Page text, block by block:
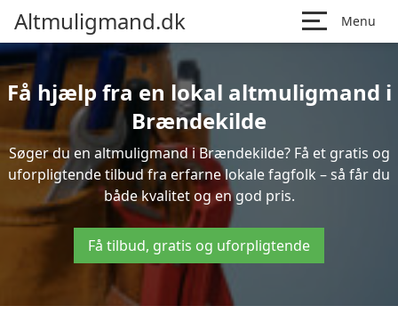
Altmuligmand.dk Menu
Få hjælp fra en lokal altmuligmand i
Brændekilde
Søger du en altmuligmand i Brændekilde? Få et gratis og
uforpligtende tilbud fra erfarne lokale fagfolk – så får du
både kvalitet og en god pris.
Få tilbud, gratis og uforpligtende